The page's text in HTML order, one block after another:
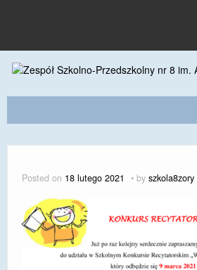
KONTAKT
DLA RODZICÓW I UCZNIÓW
DLA PRACOWNIKÓW
Posted on 18 lutego 2021 by szkola8zory